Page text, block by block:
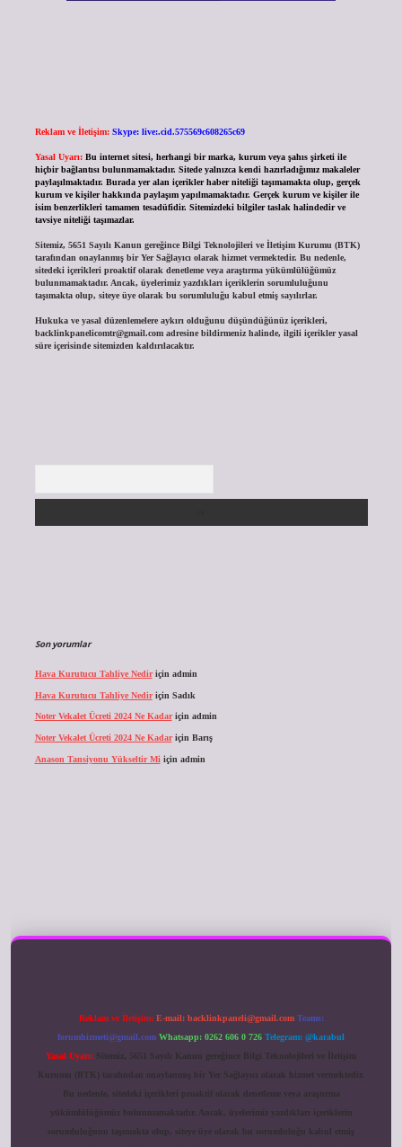
Reklam ve İletişim: Skype: live:.cid.575569c608265c69
Yasal Uyarı: Bu internet sitesi, herhangi bir marka, kurum veya şahıs şirketi ile
hiçbir bağlantısı bulunmamaktadır. Sitede yalnızca kendi hazırladığımız makaleler
paylaşılmaktadır. Burada yer alan içerikler haber niteliği taşımamakta olup, gerçek
kurum ve kişiler hakkında paylaşım yapılmamaktadır. Gerçek kurum ve kişiler ile
isim benzerlikleri tamamen tesadüfidir. Sitemizdeki bilgiler taslak halindedir ve
tavsiye niteliği taşımazlar.
Sitemiz, 5651 Sayılı Kanun gereğince Bilgi Teknolojileri ve İletişim Kurumu (BTK)
tarafından onaylanmış bir Yer Sağlayıcı olarak hizmet vermektedir. Bu nedenle,
sitedeki içerikleri proaktif olarak denetleme veya araştırma yükümlülüğümüz
bulunmamaktadır. Ancak, üyelerimiz yazdıkları içeriklerin sorumluluğunu
taşımakta olup, siteye üye olarak bu sorumluluğu kabul etmiş sayılırlar.
Hukuka ve yasal düzenlemelere aykırı olduğunu düşündüğünüz içerikleri,
backlinkpanelicomtr@gmail.comadresine bildirmeniz halinde, ilgili içerikler yasal
süre içerisinde sitemizden kaldırılacaktır.
Son yorumlar
Hava Kurutucu Tahliye Nediriçin admin
Hava Kurutucu Tahliye Nediriçin Sadık
Noter Vekalet Ücreti 2024 Ne Kadariçin admin
Noter Vekalet Ücreti 2024 Ne Kadariçin Barış
Anason Tansiyonu Yükseltir Mi için admin
Reklam ve İletişim: E-mail: backlinkpaneli@gmail.com Teams:
forumhizmeti@gmail.com Whatsapp: 0262 606 0 726 Telegram: @karabul
Yasal Uyarı: Sitemiz, 5651 Sayılı Kanun gereğince Bilgi Teknolojileri ve İletişim
Kurumu (BTK) tarafından onaylanmış bir Yer Sağlayıcı olarak hizmet vermektedir.
Bu nedenle, sitedeki içerikleri proaktif olarak denetleme veya araştırma
yükümlülüğümüz bulunmamaktadır. Ancak, üyelerimiz yazdıkları içeriklerin
sorumluluğunu taşımakta olup, siteye üye olarak bu sorumluluğu kabul etmiş